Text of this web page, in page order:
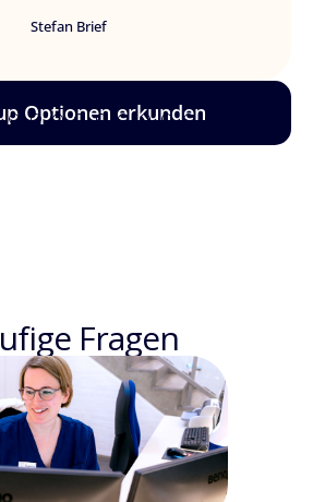
Stefan Brief
Optionen erkunden
Fragen